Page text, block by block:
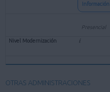
Información
Presencial
OTRAS ADMINISTRACIONES